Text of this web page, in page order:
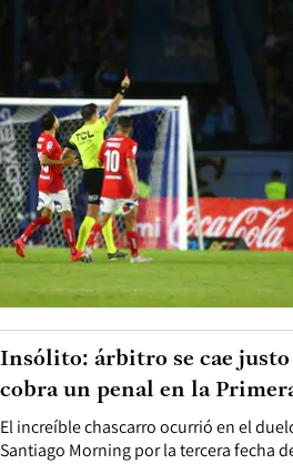
El increíble chascarro ocurrió en el
Santiago Morning por la tercera fecha
Insólito: árbitro se cae
cobra un penal en la